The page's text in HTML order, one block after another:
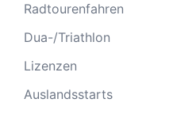
Radtourenfahren
Dua-/Triathlon
Lizenzen
Auslandsstarts